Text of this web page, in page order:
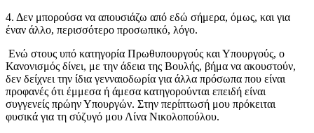
4. Δεν μπορούσα να απουσιάζω από εδώ σήμερα, όμως, και για
έναν άλλο, περισσότερο προσωπικό, λόγο.
Ενώ στους υπό κατηγορία Πρωθυπουργούς και Υπουργούς, ο
Κανονισμός δίνει, με την άδεια της Βουλής, βήμα να ακουστούν,
δεν δείχνει την ίδια γενναιοδωρία για άλλα πρόσωπα που είναι
προφανές ότι έμμεσα ή άμεσα κατηγορούνται επειδή είναι
συγγενείς πρώην Υπουργών. Στην περίπτωσή μου πρόκειται
φυσικά για τη σύζυγό μου Λίνα Νικολοπούλου.